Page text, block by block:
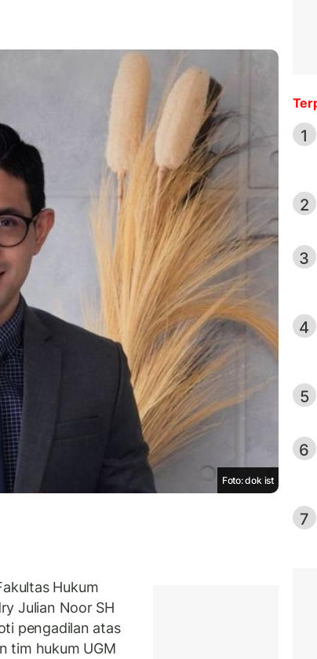
Foto: dok ist
Hukum
Julian Noor SH
pengadilan atas
tim hukum UGM
1
2
3
4
5
6
7